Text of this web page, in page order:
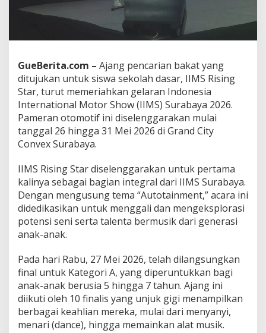
k
M
e
n
a
l
i
B
a
k
a
e
n
i
A
n
a
a
n
g
s
a
GueBerita.com – Ajang pencarian bakat yang
ditujukan untuk siswa sekolah dasar, IIMS Rising
Star, turut memeriahkan gelaran Indonesia
International Motor Show (IIMS) Surabaya 2026.
Pameran otomotif ini diselenggarakan mulai
tanggal 26 hingga 31 Mei 2026 di Grand City
Convex Surabaya.
IIMS Rising Star diselenggarakan untuk pertama
kalinya sebagai bagian integral dari IIMS Surabaya.
Dengan mengusung tema “Autotainment,” acara ini
didedikasikan untuk menggali dan mengeksplorasi
potensi seni serta talenta bermusik dari generasi
anak-anak.
Pada hari Rabu, 27 Mei 2026, telah dilangsungkan
final untuk Kategori A, yang diperuntukkan bagi
anak-anak berusia 5 hingga 7 tahun. Ajang ini
diikuti oleh 10 finalis yang unjuk gigi menampilkan
berbagai keahlian mereka, mulai dari menyanyi,
menari (dance), hingga memainkan alat musik.